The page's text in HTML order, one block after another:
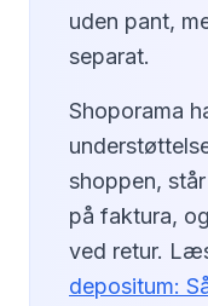
uden pant,
separat.
Shoporama
shoppen,
på faktura,
ved retur.
depositum: